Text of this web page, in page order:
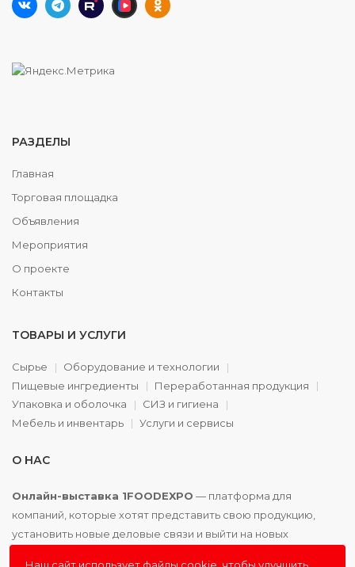
РАЗДЕЛЫ
Главная
Торговая площадка
Объявления
Мероприятия
О проекте
Контакты
ТОВАРЫ И УСЛУГИ
Сырье
Оборудование и технологии
Пищевые ингредиенты
Переработанная продукция
Упаковка и оболочка
СИЗ и гигиена
Мебель и инвентарь
Услуги и сервисы
О НАС
Онлайн-выставка 1FOODEXPO — платформа для
компаний, которые хотят представить свою продукцию,
установить новые деловые связи и выйти на новых